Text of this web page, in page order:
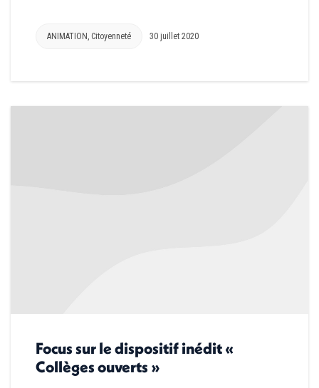
ANIMATION Citoyenneté 30 juillet 2020
Focus sur le dispositif inédit «
Collèges ouverts »